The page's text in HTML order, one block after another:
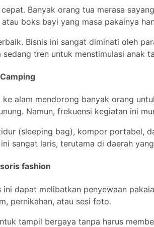
Banyak orang tua merasa
boks bayi yang masa pakainya
Bisnis ini sangat diminati oleh
tren untuk menstimulasi anak
ke alam mendorong banyak orang
Namun, frekuensi kegiatan ini
(sleeping bag), kompor portabel,
sangat laris, terutama di daerah
fashion
ini dapat melibatkan penyewaan
pernikahan, atau sesi foto.
tampil bergaya tanpa harus